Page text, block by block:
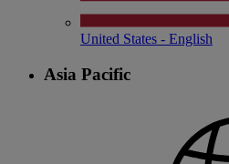
United States - English
Asia Pacific